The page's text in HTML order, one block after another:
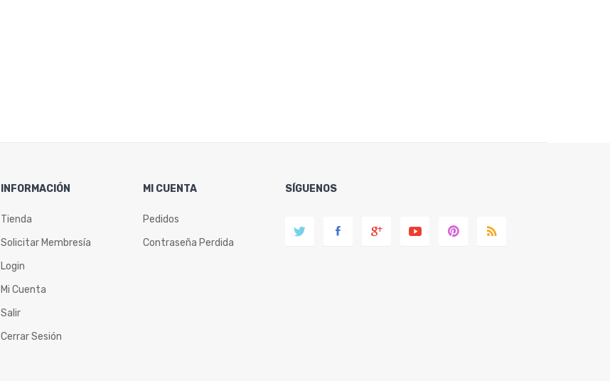
INFORMACIÓN
Tienda
Solicitar Membresía
Login
Mi Cuenta
Salir
Cerrar Sesión
MI CUENTA
Pedidos
Contraseña Perdida
SÍGUENOS